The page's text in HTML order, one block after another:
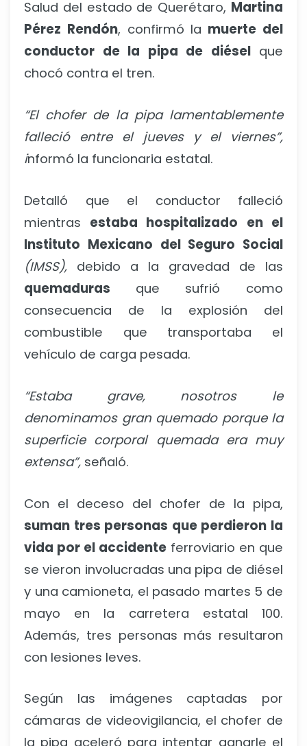
Salud del estado de Querétaro, Martina
Pérez Rendón, confirmó la muerte del
conductor de la pipa de diéselque
chocó contra el tren.
“El chofer de la pipa lamentablemente
falleció entre el jueves y el viernes”,
informó la funcionaria estatal.
Detalló que el conductor falleció
mientras estaba hospitalizado en el
Instituto Mexicano del Seguro Social
(IMSS), debido a la gravedad de las
quemaduras que sufrió como
consecuencia de la explosión del
combustible que transportaba el
vehículo de carga pesada.
“Estaba grave, nosotros le
denominamos gran quemado porque la
superficie corporal quemada era muy
extensa”, señaló.
Con el deceso del chofer de la pipa,
suman tres personas que perdieron la
vida por el accidente ferroviario en que
se vieron involucradas una pipa de diésel
y una camioneta, el pasado martes 5 de
mayo en la carretera estatal 100.
Además, tres personas más resultaron
con lesiones leves.
Según las imágenes captadas por
cámaras de videovigilancia, el chofer de
la pipa aceleró para intentar ganarle el